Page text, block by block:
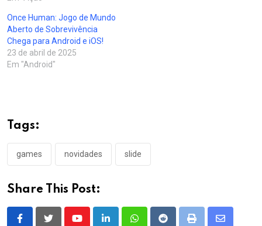
Once Human: Jogo de Mundo
Aberto de Sobrevivência
Chega para Android e iOS!
23 de abril de 2025
Em "Android"
Tags:
games novidades slide
Share This Post: